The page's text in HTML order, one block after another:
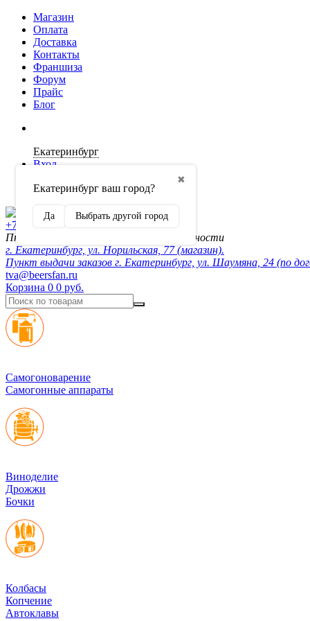
Магазин
Оплата
Доставка
Контакты
Франшиза
Форум
Прайс
Блог
Екатеринбург
✖
Екатеринбург ваш город?
Да Выбрать другой город
Вход
Регистрация
+7 (902) 872-54-70
Пн-Пт 10:00-20:00, сб-вск по договорённости
г. Екатеринбург, ул. Норильская, 77 (магазин).
Пункт выдачи заказов г. Екатеринбург, ул. Шаумяна, 24 (по
tva@beersfan.ru
Корзина 0 0 руб.
Cамогоноварение
Самогонные аппараты
Виноделие
Дрожжи
Бочки
Колбасы
Копчение
Автоклавы